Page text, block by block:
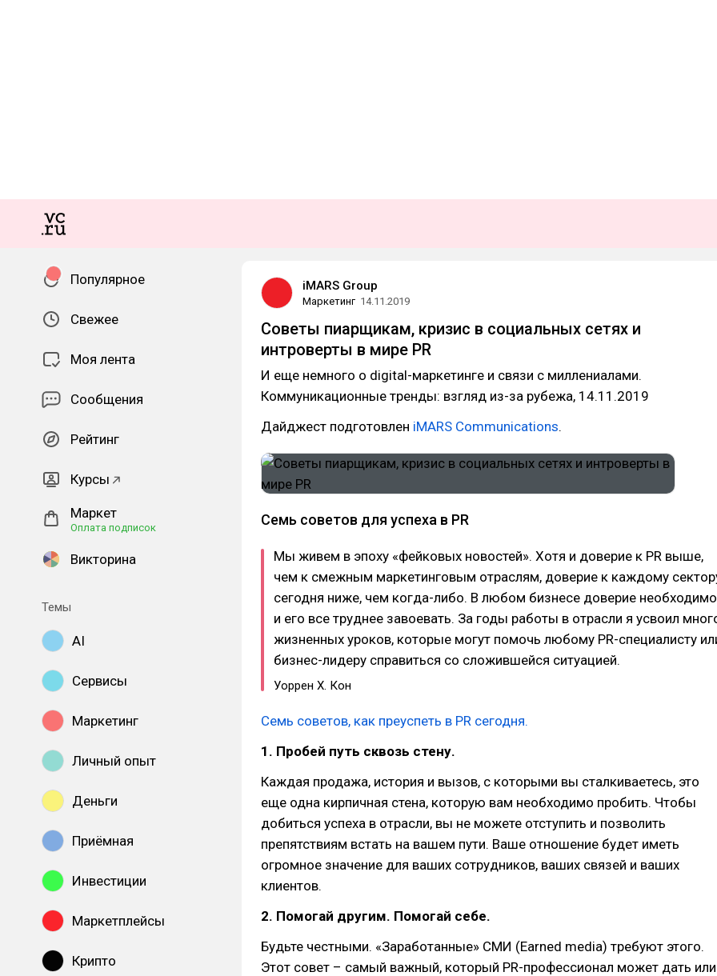
Популярное
Свежее
Моя лента
Сообщения
Рейтинг
Курсы
Маркет
Оплата подписок
Викторина
Темы
AI
Сервисы
Маркетинг
Личный опыт
Деньги
Приёмная
Инвестиции
Маркетплейсы
Крипто
iMARS Group
Маркетинг 14.11.2019
Советы пиарщикам, кризис в социальных сетях и
интроверты в мире PR
И еще немного о digital-маркетинге и связи с миллениалами.
Коммуникационные тренды: взгляд из-за рубежа, 14.11.2019
Дайджест подготовлен iMARS Communications.
Семь советов для успеха в PR
Мы живем в эпоху «фейковых новостей». Хотя и доверие к PR выше,
чем к смежным маркетинговым отраслям, доверие к каждому
сегодня ниже, чем когда-либо. В любом бизнесе доверие
и его все труднее завоевать. За годы работы в отрасли я усвоил
жизненных уроков, которые могут помочь любому PR-специалисту
бизнес-лидеру справиться со сложившейся ситуацией.
Уоррен Х. Кон
Семь советов, как преуспеть в PR сегодня.
1. Пробей путь сквозь стену.
Каждая продажа, история и вызов, с которыми вы сталкиваетесь, это
еще одна кирпичная стена, которую вам необходимо пробить. Чтобы
добиться успеха в отрасли, вы не можете отступить и позволить
препятствиям встать на вашем пути. Ваше отношение будет иметь
огромное значение для ваших сотрудников, ваших связей и ваших
клиентов.
2. Помогай другим. Помогай себе.
Будьте честными. «Заработанные» СМИ (Earned media) требуют этого.
Этот совет – самый важный, который PR-профессионал может дать или